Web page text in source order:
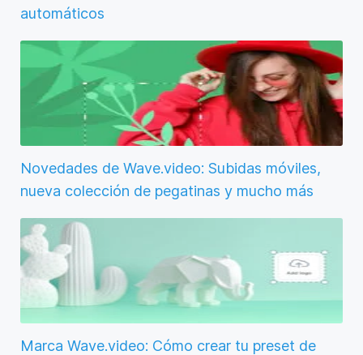
automáticos
Novedades de Wave.video: Subidas móviles,
nueva colección de pegatinas y mucho más
Marca Wave.video: Cómo crear tu preset de